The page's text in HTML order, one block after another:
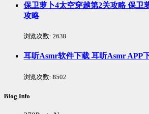
保卫萝卜4太空穿越第2关攻略 保卫
攻略
浏览次数: 2638
耳听Asmr软件下载 耳听Asmr APP
浏览次数: 8502
Blog Info